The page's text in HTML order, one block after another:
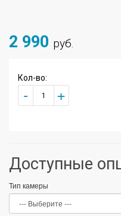
2 990 руб.
Кол-во:
- +
Доступные
Тип камеры